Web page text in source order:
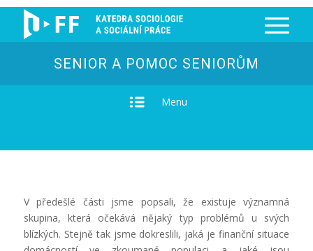
SENIOR A POMOC SENIORŮM
Menu
V předešlé části jsme popsali, že existuje významná
skupina, která očekává nějaký typ problémů u svých
blízkých. Stejně tak jsme dokreslili, jaká je finanční situace